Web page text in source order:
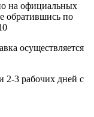
на официальных
обратившись по
осуществляется
2-3 рабочих дней с